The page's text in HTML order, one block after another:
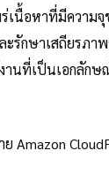
เนื้อหาที่มีความ
รักษาเสถียรภา
านที่เป็นเอกลักษ
ย Amazon